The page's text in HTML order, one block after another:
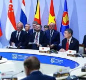
sản
Việt
mình bằng AI